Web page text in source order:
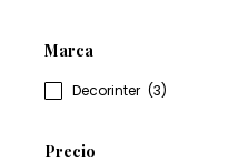
Marca
Decorinter (3)
Precio